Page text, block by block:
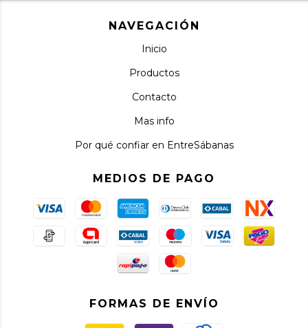
NAVEGACIÓN
Inicio
Productos
Contacto
Mas info
Por qué confiar en EntreSábanas
MEDIOS DE PAGO
FORMAS DE ENVÍO